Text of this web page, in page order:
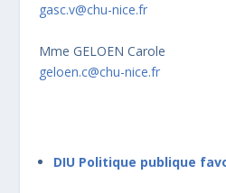
gasc.v@chu-nice.fr
Mme GELOEN Carole
geloen.c@chu-nice.fr
DIU Politique publique